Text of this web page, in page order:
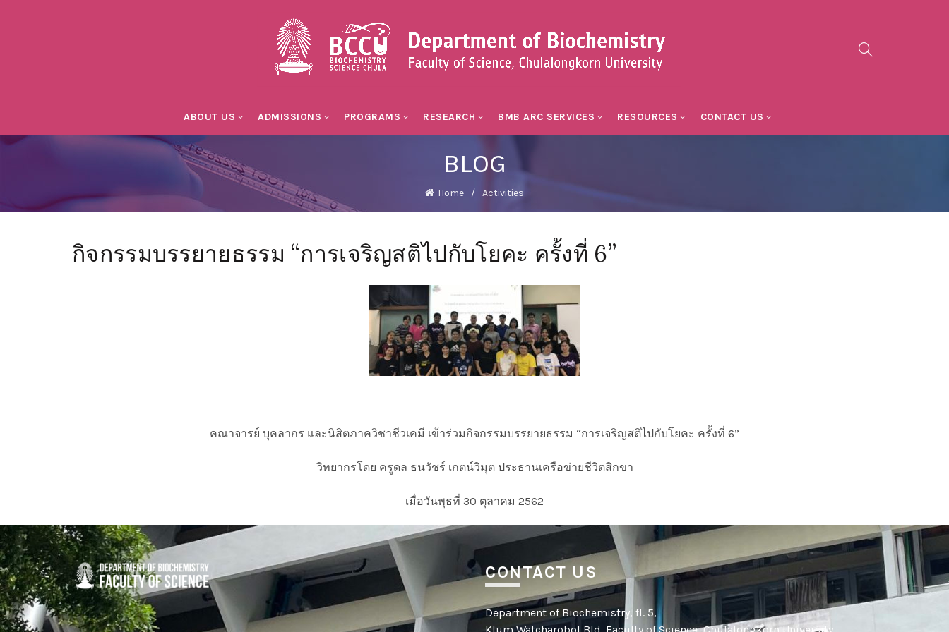
ABOUT US ADMISSIONS PROGRAMS RESEARCH BMB ARC SERVICES RESOURCES CONTACT US
BLOG
Home Activities
กิจกรรมบรรยายธรรม “การเจริญสติไปกับโยคะ ครั้งที่ 6”
คณาจารย์ บุคลากร และนิสิตภาควิชาชีวเคมี เข้าร่วมกิจกรรมบรรยายธรรม “การเจริญสติไปกับโยคะ ครั้งที่ 6”
วิทยากรโดย ครูดล ธนวัชร์ เกตน์วิมุต ประธานเครือข่ายชีวิตสิกขา
เมื่อวันพุธที่ 30 ตุลาคม 2562
CONTACT US
Department of Biochemistry, fl. 5,